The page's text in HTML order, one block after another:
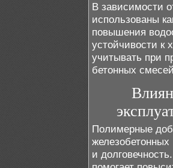
В зависимости
использованы
повышения
устойчивости к
учитывать при
бетонных
Полимерные
железобетонных
и